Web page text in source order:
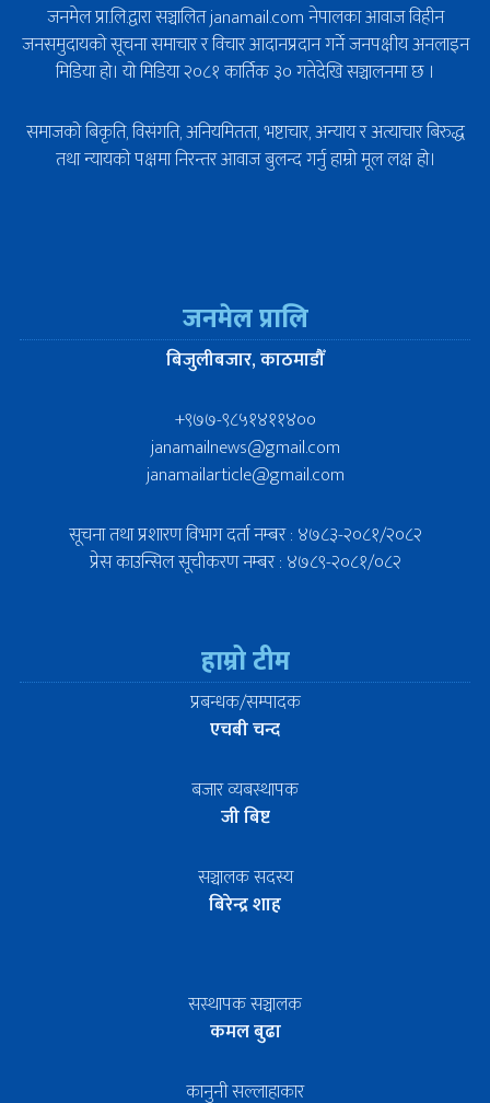
जनमेल प्रा.लि.द्वारा सञ्चालित janamail.com नेपालका आवाज विहीन
जनसमुदायको सूचना समाचार र विचार आदानप्रदान गर्ने जनपक्षीय अनलाइन
मिडिया हो। यो मिडिया २०८१ कार्तिक ३० गतेदेखि सञ्चालनमा छ ।
समाजको बिकृति, विसंगति, अनियमितता, भष्टाचार, अन्याय र अत्याचार बिरुद्ध
तथा न्यायको पक्षमा निरन्तर आवाज बुलन्द गर्नु हाम्रो मूल लक्ष हो।
जनमेल प्रालि
बिजुलीबजार, काठमाडौँ
+९७७-९८५१४११४००
janamailnews@gmail.com
janamailarticle@gmail.com
सूचना तथा प्रशारण विभाग दर्ता नम्बर : ४७८३-२०८१/२०८२
प्रेस काउन्सिल सूचीकरण नम्बर : ४७८९-२०८१/०८२
हाम्रो टीम
प्रबन्धक/सम्पादक
एचबी चन्द
बजार व्यबस्थापक
जी बिष्ट
सञ्चालक सदस्य
बिरेन्द्र शाह
सस्थापक सञ्चालक
कमल बुढा
कानुनी सल्लाहाकार